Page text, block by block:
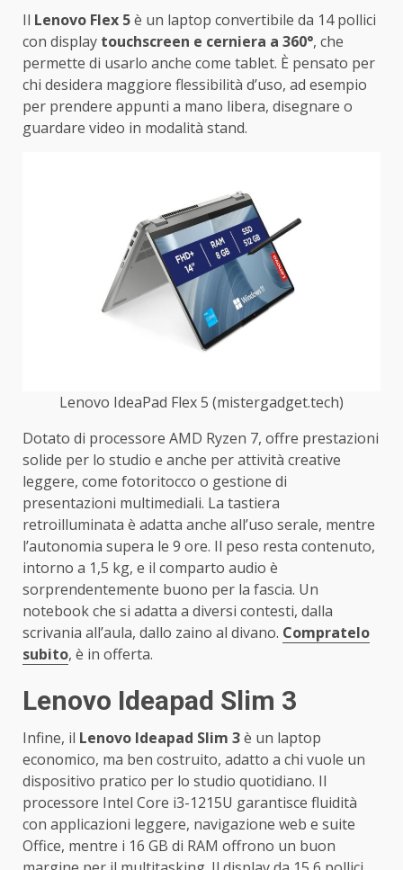
Il Lenovo Flex 5è un laptop convertibile da 14 pollici
con display touchscreen e cerniera a 360°, che
permette di usarlo anche come tablet. È pensato per
chi desidera maggiore flessibilità d’uso, ad esempio
per prendere appunti a mano libera, disegnare o
guardare video in modalità stand.
Lenovo IdeaPad Flex 5 (mistergadget.tech)
Dotato di processore AMD Ryzen 7, offre prestazioni
solide per lo studio e anche per attività creative
leggere, come fotoritocco o gestione di
presentazioni multimediali. La tastiera
retroilluminata è adatta anche all’uso serale, mentre
l’autonomia supera le 9 ore. Il peso resta contenuto,
intorno a 1,5 kg, e il comparto audio è
sorprendentemente buono per la fascia. Un
notebook che si adatta a diversi contesti, dalla
scrivania all’aula, dallo zaino al divano. Compratelo
subito, è in offerta.
Lenovo Ideapad Slim 3
Infine, il Lenovo Ideapad Slim 3è un laptop
economico, ma ben costruito, adatto a chi vuole un
dispositivo pratico per lo studio quotidiano. Il
processore Intel Core i3-1215U garantisce fluidità
con applicazioni leggere, navigazione web e suite
Office, mentre i 16 GB di RAM offrono un buon